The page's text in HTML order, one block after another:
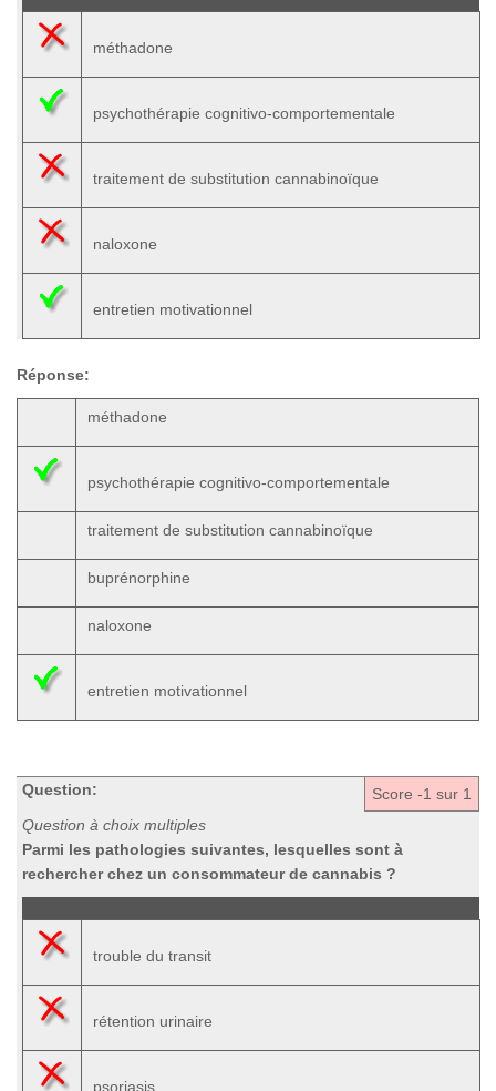
méthadone
psychothérapie cognitivo-comportementale
traitement de substitution cannabinoïque
naloxone
entretien motivationnel
Réponse:
méthadone
psychothérapie cognitivo-comportementale
traitement de substitution cannabinoïque
buprénorphine
naloxone
entretien motivationnel
Score -1 sur 1
Question:
Question à choix multiples
Parmi les pathologies suivantes, lesquelles sont à
rechercher chez un consommateur de cannabis ?
trouble du transit
rétention urinaire
psoriasis